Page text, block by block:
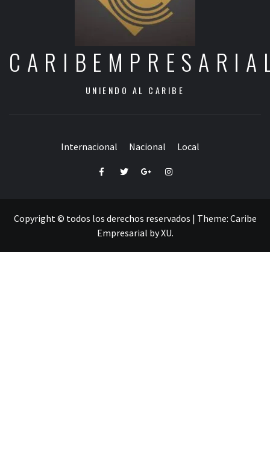
UNIENDO AL CARIBE
Internacional Nacional Local
FacebookTwitterGoogle+Instagram
Copyright © todos los derechos reservados | Theme: Caribe
Empresarial byXU.